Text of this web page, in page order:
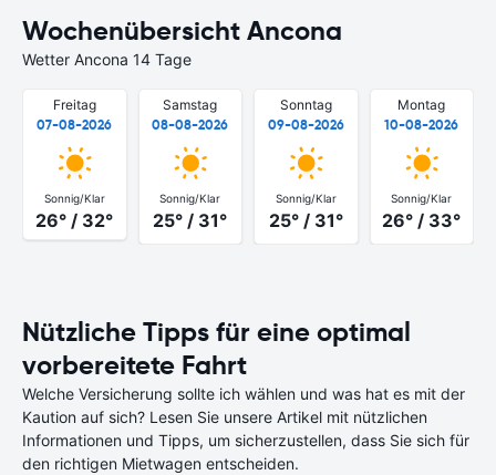
Wochenübersicht Ancona
Wetter Ancona 14 Tage
Freitag
07-08-2026
Sonnig/Klar
26° / 32°
Samstag
08-08-2026
Sonnig/Klar
25° / 31°
Sonntag
09-08-2026
Sonnig/Klar
25° / 31°
Montag
10-08-2026
Sonnig/Klar
26° / 33°
Nützliche Tipps für eine optimal
vorbereitete Fahrt
Welche Versicherung sollte ich wählen und was hat es mit der
Kaution auf sich? Lesen Sie unsere Artikel mit nützlichen
Informationen und Tipps, um sicherzustellen, dass Sie sich für
den richtigen Mietwagen entscheiden.